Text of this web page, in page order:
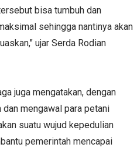
bisa tumbuh dan
sehingga nantinya akan
ujar Serda Rodian
juga mengatakan, dengan
mengawal para petani
suatu wujud kepedulian
pemerintah mencapai